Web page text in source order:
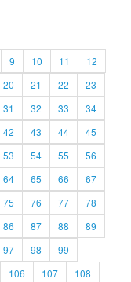
9 10 11
12
20 21 22
23
31 32 33
34
42 43 44
45
53 54 55
56
64 65 66
67
75 76 77
78
86 87 88
89
97 98
99
106 107
108